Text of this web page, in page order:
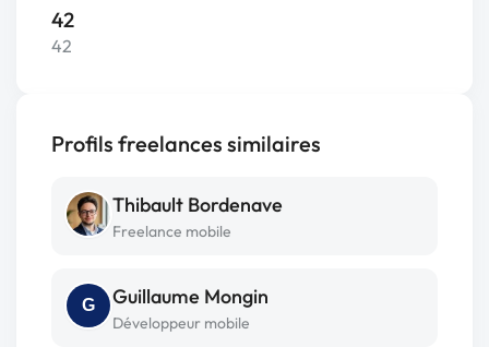
42
42
Profils freelances similaires
Thibault Bordenave
Freelance mobile
G Guillaume Mongin
Développeur mobile